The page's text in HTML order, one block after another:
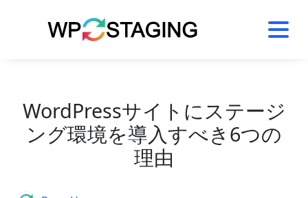
WordPressサイトにステージ
ング環境を導入すべき6つの
理由